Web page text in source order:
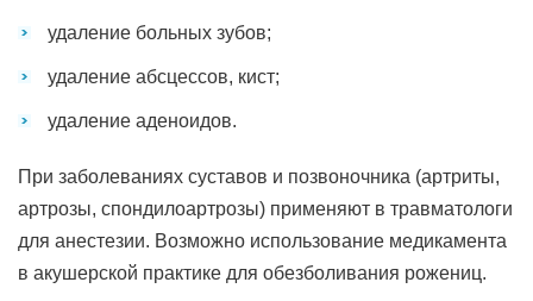
удаление больных зубов;
удаление абсцессов, кист;
удаление аденоидов.
При заболеваниях суставов и позвоночника (артриты,
артрозы, спондилоартрозы) применяют в травматологи
для анестезии. Возможно использование медикамента
в акушерской практике для обезболивания рожениц.